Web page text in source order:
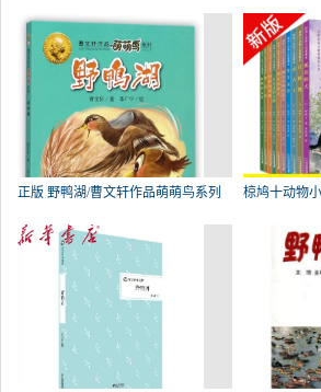
正版 野鸭湖/曹文轩作品萌萌鸟系列 椋鸠十动物